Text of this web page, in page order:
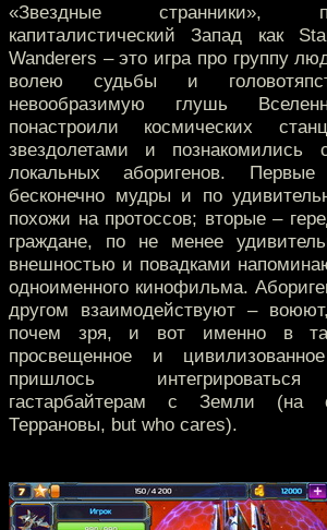
«Звездные странники»,
капиталистический Запад как
Wanderers – это игра про группу
волею судьбы и
невообразимую глушь
понастроили космических
звездолетами и
локальных аборигенов.
бесконечно мудры и по
похожи на протоссов; вторые –
граждане, по не менее
внешностью и повадками
одноименного кинофильма.
другом взаимодействуют –
почем зря, и вот именно в
просвещенное и
пришлось
гастарбайтерам с Земли
Террановы, but who cares).